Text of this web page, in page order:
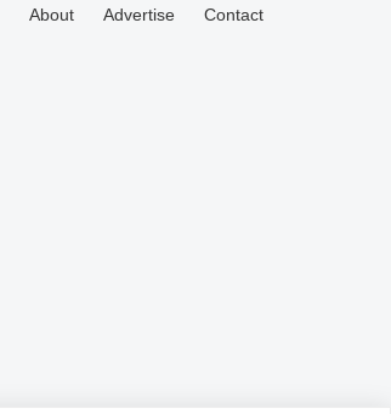
About Advertise Contact